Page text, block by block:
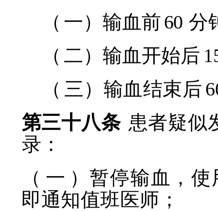
（ 一）输血前60 分
（ 二）输血开始后
（ 三）输血结束后
第三十八条 患者疑似
录：
（ 一 ）暂停输血，使
即通知值班医师；